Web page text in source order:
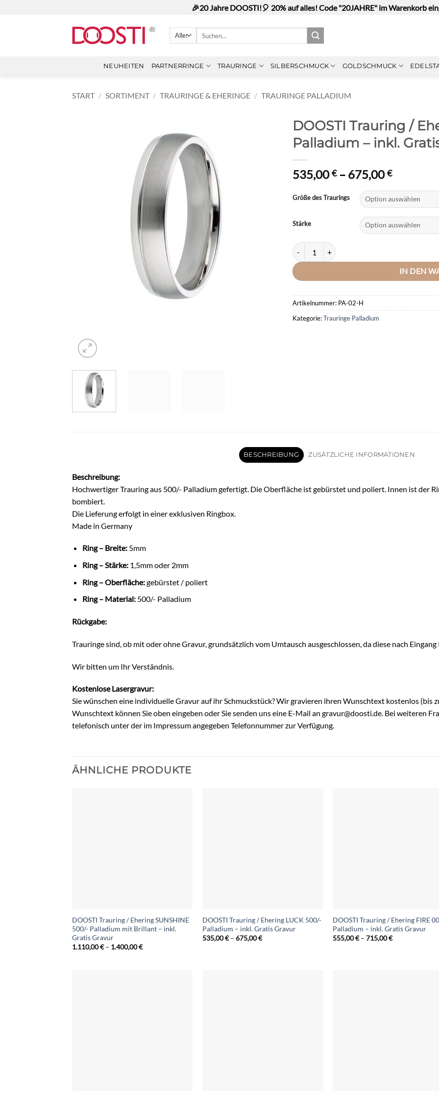
🎉20 Jahre DOOSTI!🎈 20% auf alles! Code "20JAHRE" im Warenkorb
NEUHEITEN PARTNERRINGE TRAURINGE SILBERSCHMUCK GOLDSCHMUCK
START / SORTIMENT / TRAURINGE & EHERINGE / TRAURINGE PALLADIUM
DOOSTI Trauring /
Palladium – inkl.
535,00€ – 675,00€
bis
675,00 €
Größe des Traurings
Stärke
DOOSTI Trauring / Ehering SMILE 00/-
IN DEN
Artikelnummer: PA-02-H
Kategorie:Trauringe Palladium
BESCHREIBUNG ZUSÄTZLICHE INFORMATIONEN
Beschreibung:
Hochwertiger Trauring aus 500/- Palladium gefertigt. Die Oberfläche ist gebürstet und poliert. Innen ist der
bombiert.
Die Lieferung erfolgt in einer exklusiven Ringbox.
Made in Germany
Ring – Breite:5mm
Ring – Stärke:1,5mm oder 2mm
Ring – Oberfläche:gebürstet / poliert
Ring – Material:500/- Palladium
Rückgabe:
Trauringe sind, ob mit oder ohne Gravur, grundsätzlich vom Umtausch ausgeschlossen, da diese nach
Wir bitten um Ihr Verständnis.
Kostenlose Lasergravur:
Sie wünschen eine individuelle Gravur auf ihr Schmuckstück? Wir gravieren ihren Wunschtext kostenlos (bis
Wunschtext können Sie oben eingeben oder Sie senden uns eine E-Mail an gravur@doosti.de. Bei weiteren
telefonisch unter der im Impressum angegeben Telefonnummer zur Verfügung.
ÄHNLICHE PRODUKTE
DOOSTI Trauring / Ehering SUNSHINE
500/- Palladium mit Brillant – inkl.
Gratis Gravur
1.110,00€ – 1.400,00€Preisspanne:
DOOSTI Trauring / Ehering LUCK 500/-
Palladium – inkl. Gratis Gravur
535,00€ –675,00€Preisspanne:
DOOSTI Trauring / Ehering FIRE
Palladium – inkl. Gratis Gravur
555,00€ –715,00€Preisspanne: